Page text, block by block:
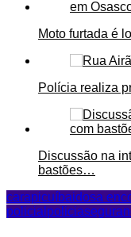
Moto furtada é
Polícia realiza
Discussão na
bastões…
carapicuíbaidosa
policial policia